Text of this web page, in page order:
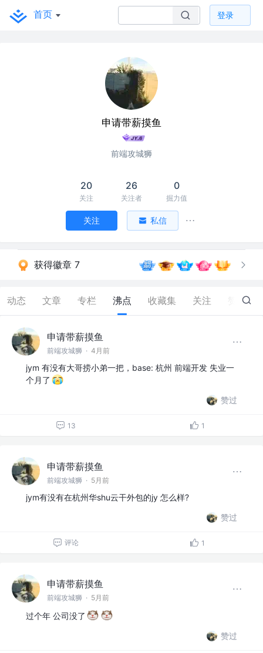
首页 登录
申请带薪摸鱼
前端攻城狮
20
关注
26
关注者
0
掘力值
关注 私信
获得徽章 7
动态 文章 专栏 沸点 收藏集 关注 235
申请带薪摸鱼
前端攻城狮 · 4月前
jym 有没有大哥捞小弟一把，base: 杭州 前端开发 失业一
个月了
赞过
13 1
申请带薪摸鱼
前端攻城狮 · 5月前
jym有没有在杭州华shu云干外包的jy 怎么样?
赞过
评论 1
申请带薪摸鱼
前端攻城狮 · 5月前
过个年 公司没了
赞过